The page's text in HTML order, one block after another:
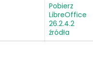
Pobierz
LibreOffice
26.2.4.2
źródła